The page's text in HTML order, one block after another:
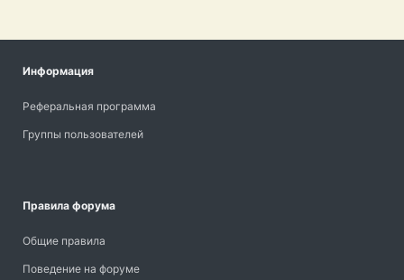
Информация
Реферальная программа
Группы пользователей
Правила форума
Общие правила
Поведение на форуме